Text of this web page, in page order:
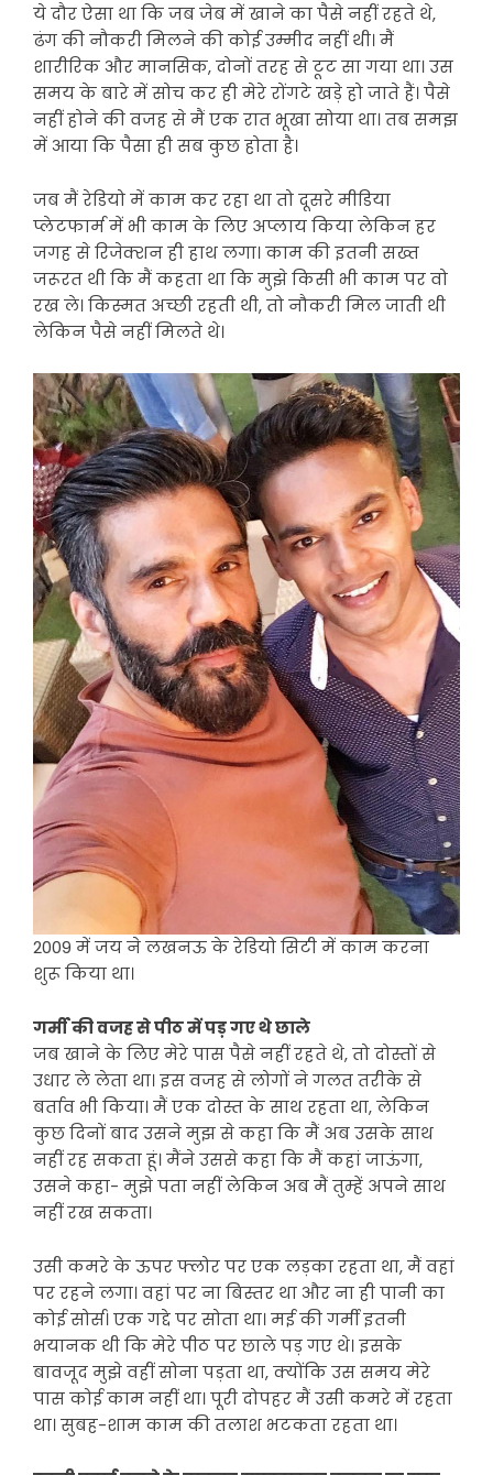
ये दौर ऐसा था कि जब जेब में खाने का पैसे नहीं रहते थे,
ढंग की नौकरी मिलने की कोई उम्मीद नहीं थी। मैं
शारीरिक और मानसिक, दोनों तरह से टूट सा गया था। उस
समय के बारे में सोच कर ही मेरे रोंगटे खड़े हो जाते हैं। पैसे
नहीं होने की वजह से मैं एक रात भूखा सोया था। तब समझ
में आया कि पैसा ही सब कुछ होता है।
जब मैं रेडियो में काम कर रहा था तो दूसरे मीडिया
प्लेटफार्म में भी काम के लिए अप्लाय किया लेकिन हर
जगह से रिजेक्शन ही हाथ लगा। काम की इतनी सख्त
जरूरत थी कि मैं कहता था कि मुझे किसी भी काम पर वो
रख ले। किस्मत अच्छी रहती थी, तो नौकरी मिल जाती थी
लेकिन पैसे नहीं मिलते थे।
2009 में जय ने लखनऊ के रेडियो सिटी में काम करना
शुरू किया था।
गर्मी की वजह से पीठ में पड़ गए थे छाले
जब खाने के लिए मेरे पास पैसे नहीं रहते थे, तो दोस्तों से
उधार ले लेता था। इस वजह से लोगों ने गलत तरीके से
बर्ताव भी किया। मैं एक दोस्त के साथ रहता था, लेकिन
कुछ दिनों बाद उसने मुझ से कहा कि मैं अब उसके साथ
नहीं रह सकता हूं। मैंने उससे कहा कि मैं कहां जाऊंगा,
उसने कहा- मुझे पता नहीं लेकिन अब मैं तुम्हें अपने साथ
नहीं रख सकता।
उसी कमरे के ऊपर फ्लोर पर एक लड़का रहता था, मैं वहां
पर रहने लगा। वहां पर ना बिस्तर था और ना ही पानी का
कोई सोर्स। एक गद्दे पर सोता था। मई की गर्मी इतनी
भयानक थी कि मेरे पीठ पर छाले पड़ गए थे। इसके
बावजूद मुझे वहीं सोना पड़ता था, क्योंकि उस समय मेरे
पास कोई काम नहीं था। पूरी दोपहर मैं उसी कमरे में रहता
था। सुबह-शाम काम की तलाश भटकता रहता था।